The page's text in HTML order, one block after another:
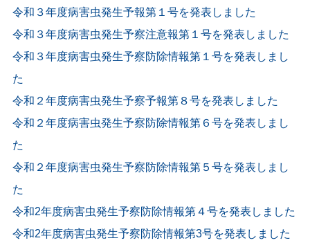
令和３年度病害虫発生予報第１号を発表しました
令和３年度病害虫発生予察注意報第１号を発表しました
令和３年度病害虫発生予察防除情報第１号を発表しまし
た
令和２年度病害虫発生予察予報第８号を発表しました
令和２年度病害虫発生予察防除情報第６号を発表しまし
た
令和２年度病害虫発生予察防除情報第５号を発表しまし
た
令和2年度病害虫発生予察防除情報第４号を発表しました
令和2年度病害虫発生予察防除情報第3号を発表しました